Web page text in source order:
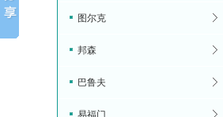
图尔克
邦森
巴鲁夫
易福门